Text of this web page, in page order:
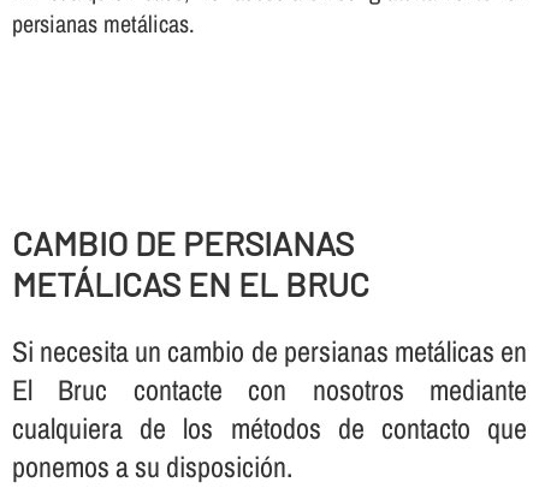
persianas metálicas.
CAMBIO DE PERSIANAS
METÁLICAS EN EL BRUC
Si necesita un cambio de persianas metálicas en
El Bruc contacte con nosotros mediante
cualquiera de los métodos de contacto que
ponemos a su disposición.